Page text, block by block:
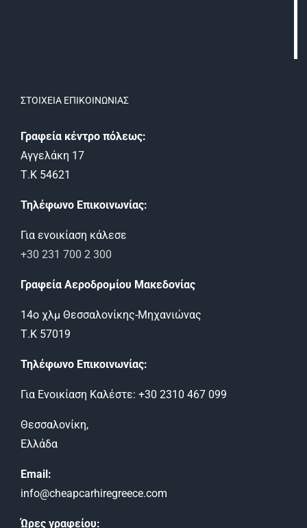
ΣΤΟΙΧΕΊΑ ΕΠΙΚΟΙΝΩΝΊΑΣ
Γραφεία κέντρο πόλεως:
Αγγελάκη 17
Τ.Κ 54621
Τηλέφωνο Επικοινωνίας:
Για ενοικίαση κάλεσε
+30 231 700 2 300
Γραφεία Αεροδρομίου Μακεδονίας
14ο χλμ Θεσσαλονίκης-Μηχανιώνας
Τ.Κ 57019
Τηλέφωνο Επικοινωνίας:
Για Ενοικίαση Καλέστε: +30 2310 467 099
Θεσσαλονίκη,
Ελλάδα
Email:
info@cheapcarhiregreece.com
Ώρες γραφείου: